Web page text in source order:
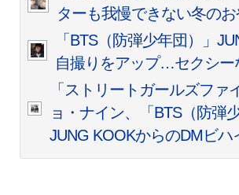
ターも我慢できない冬のお
「BTS（防弾少年団）」
自撮りをアップ…セクシー
「ストリートガールズファ
ョ・ナイン、「BTS（防弾
JUNG KOOKからのDMビハ